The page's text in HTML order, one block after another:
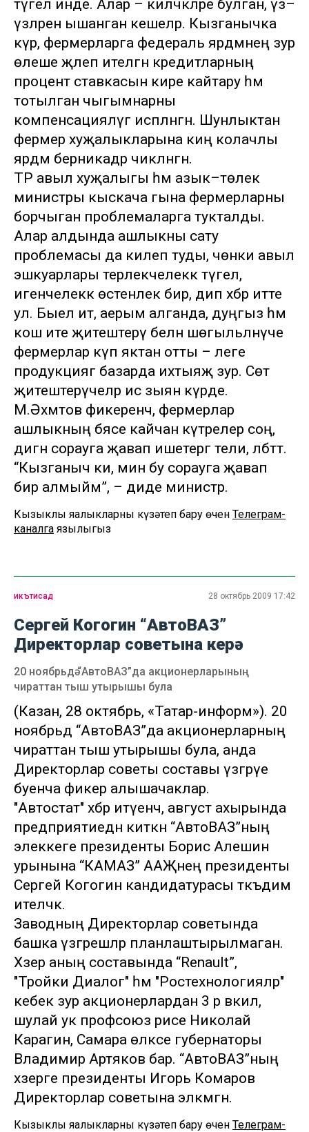
түгел инде. Алар – киләчәкләре булган, үз–
үзләренә ышанган кешеләр. Кызганычка
күрә, фермерларга федераль ярдәмнең зур
өлеше җәлеп ителгән кредитларның
процент ставкасын кире кайтару һәм
тотылган чыгымнарны
компенсацияләүгә исәпләнгән. Шунлыктан
фермер хуҗалыкларына киң колачлы
ярдәм берникадәр чикләнгән.
ТР авыл хуҗалыгы һәм азык–төлек
министры кыскача гына фермерларны
борчыган проблемаларга тукталды.
Алар алдында ашлыкны сату
проблемасы да килеп туды, чөнки авыл
эшкуарлары терлекчелеккә түгел, ә
игенчелеккә өстенлек бирә, дип хәбәр итте
ул. Быел ит, аерым алганда, дуңгыз һәм
кош ите җитештерү белән шөгыльләнүче
фермерлар күп яктан отты – әлеге
продукциягә базарда ихтыяҗ зур. Сөт
җитештерүчеләр исә зыян күрде.
М.Әхмәтов фикеренчә, фермерлар
ашлыкның бәясе кайчан күтәрелер соң,
дигән сорауга җавап ишетергә тели, әлбәттә.
“Кызганыч ки, мин бу сорауга җавап
бирә алмыйм”, – диде министр.
Кызыклы яңалыкларны күзәтеп бару өчен Телеграм-
каналга язылыгыз
икътисад 28 октябрь 2009 17:42
Сергей Когогин “АвтоВАЗ”
Директорлар советына керә
20 ноябрьдә “АвтоВАЗ”да акционерларының
чираттан тыш утырышы була
(Казан, 28 октябрь, «Татар-информ»). 20
ноябрьдә “АвтоВАЗ”да акционерларның
чираттан тыш утырышы була, анда
Директорлар советы составы үзгәрүе
буенча фикер алышачаклар.
"Автостат" хәбәр итүенчә, август ахырында
предприятиедән киткән “АвтоВАЗ”ның
элеккеге президенты Борис Алешин
урынына “КАМАЗ” ААҖнең президенты
Сергей Когогин кандидатурасы тәкъдим
ителәчәк.
Заводның Директорлар советында
башка үзгәрешләр планлаштырылмаган.
Хәзер аның составында “Renault”,
"Тройки Диалог" һәм "Ростехнологияләр"
кебек зур акционерлардан 3 әр вәкил,
шулай ук профсоюз рәисе Николай
Карагин, Самара өлкәсе губернаторы
Владимир Артяков бар. “АвтоВАЗ”ның
хәзерге президенты Игорь Комаров
Директорлар советына эләкмәгән.
Кызыклы яңалыкларны күзәтеп бару өчен Телеграм-